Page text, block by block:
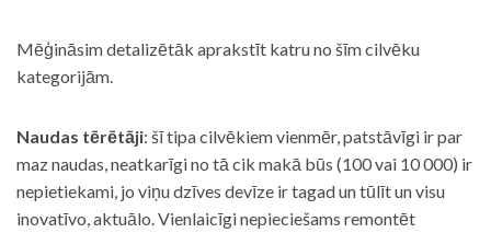
Mēģināsim detalizētāk aprakstīt katru no šīm cilvēku
kategorijām.
Naudas tērētāji: šī tipa cilvēkiem vienmēr, patstāvīgi ir par
maz naudas, neatkarīgi no tā cik makā būs (100 vai 10 000) ir
nepietiekami, jo viņu dzīves devīze ir tagad un tūlīt un visu
inovatīvo, aktuālo. Vienlaicīgi nepieciešams remontēt